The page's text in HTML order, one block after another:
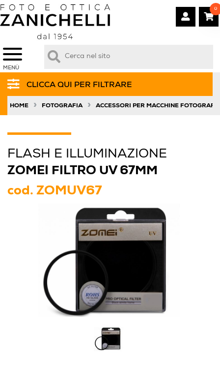
MENÙ
0
CLICCA QUI PER FILTRARE
HOME » FOTOGRAFIA » ACCESSORI PER MACCHINE
FLASH E ILLUMINAZIONE
ZOMEI FILTRO UV 67MM
cod. ZOMUV67